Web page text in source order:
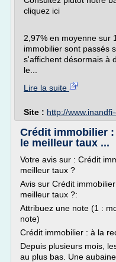
cliquez ici
2,97% en moyenne sur
immobilier sont passés
s'affichent désormais à
le...
Lire la suite
Site : http://
Crédit immobilier
le meilleur taux ...
Votre avis sur : Crédit
meilleur taux ?
Avis sur Crédit
meilleur taux ?:
Attribuez une note (1 :
note)
Crédit immobilier : à la
Depuis plusieurs mois,
au plus bas. Une